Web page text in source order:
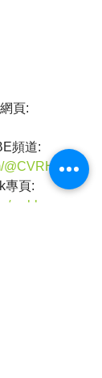
頁:
頻道:
@CVRHK
專頁:
cvrhk